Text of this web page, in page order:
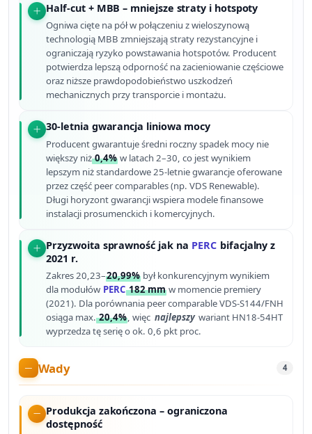
Half-cut + MBB – mniejsze straty i hotspoty
Ogniwa cięte na pół w połączeniu z wieloszynową
technologią MBB zmniejszają straty rezystancyjne i
ograniczają ryzyko powstawania hotspotów. Producent
potwierdza lepszą odporność na zacieniowanie częściowe
oraz niższe prawdopodobieństwo uszkodzeń
mechanicznych przy transporcie i montażu.
30-letnia gwarancja liniowa mocy
Producent gwarantuje średni roczny spadek mocy nie
większy niż0,4% w latach 2–30, co jest wynikiem
lepszym niż standardowe 25-letnie gwarancje oferowane
przez część peer comparables (np. VDS Renewable).
Długi horyzont gwarancji wspiera modele finansowe
instalacji prosumenckich i komercyjnych.
Przyzwoita sprawność jak na PERC bifacjalny z
2021 r.
Zakres 20,23–20,99% był konkurencyjnym wynikiem
dla modułów PERC182 mm w momencie premiery
(2021). Dla porównania peer comparable VDS-S144/FNH
osiąga max.20,4%, więc najlepszy wariant HN18-54HT
wyprzedza tę serię o ok. 0,6 pkt proc.
Wady 4
Produkcja zakończona – ograniczona
dostępność